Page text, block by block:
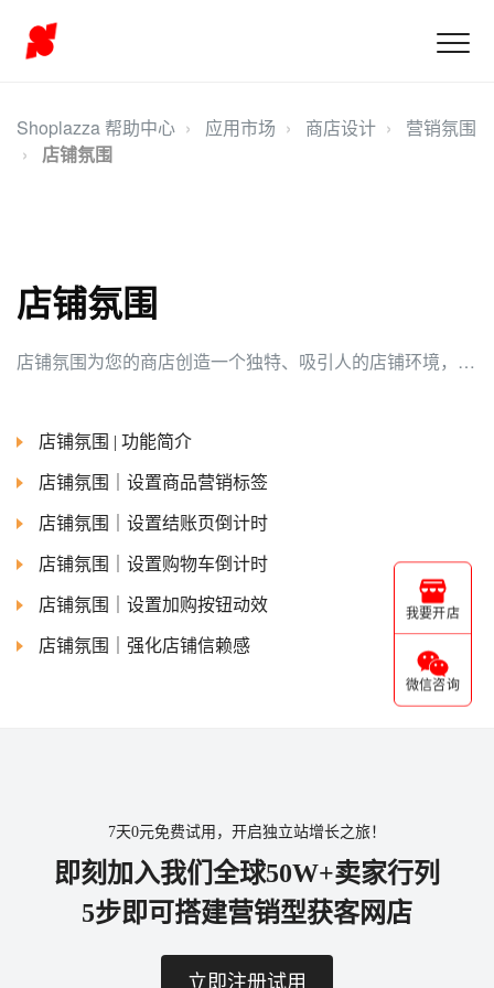
Shoplazza 帮助中心 应用市场 商店设计
营销氛围
店铺氛围
店铺氛围
店铺氛围为您的商店创造一个独特、吸引人的店铺环境，增强用户体验和购物氛围。通过添加标签，可以更好地突出商品的卖点和销售情况，吸引更多的潜在客户进行购买。
店铺氛围 | 功能简介
店铺氛围｜设置商品营销标签
店铺氛围｜设置结账页倒计时
店铺氛围｜设置购物车倒计时
店铺氛围｜设置加购按钮动效
店铺氛围｜强化店铺信赖感
我要开店
微信咨询
7天0元免费试用，开启独立站增长之旅！
即刻加入我们全球50W+卖家行列
5步即可搭建营销型获客网店
立即注册试用